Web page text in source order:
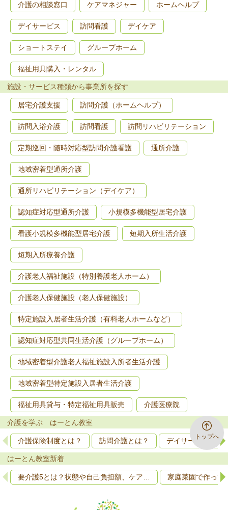
トップへ
介護の相談窓口 ケアマネジャー ホームヘルプ
デイサービス 訪問看護 デイケア
ショートステイ グループホーム
福祉用具購入・レンタル
施設・サービス種類から事業所を探す
居宅介護支援 訪問介護（ホームヘルプ）
訪問入浴介護 訪問看護 訪問リハビリテーション
定期巡回・随時対応型訪問介護看護 通所介護
地域密着型通所介護
通所リハビリテーション（デイケア）
認知症対応型通所介護 小規模多機能型居宅介護
看護小規模多機能型居宅介護 短期入所生活介護
短期入所療養介護
介護老人福祉施設（特別養護老人ホーム）
介護老人保健施設（老人保健施設）
特定施設入居者生活介護（有料老人ホームなど）
認知症対応型共同生活介護（グループホーム）
地域密着型介護老人福祉施設入所者生活介護
地域密着型特定施設入居者生活介護
福祉用具貸与・特定福祉用具販売 介護医療院
介護を学ぶ はーとん教室
介護保険制度とは？ 訪問介護とは？ デイサービスとは
はーとん教室新着
要介護5とは？状態や自己負担額、ケア… 家庭菜園で作っ